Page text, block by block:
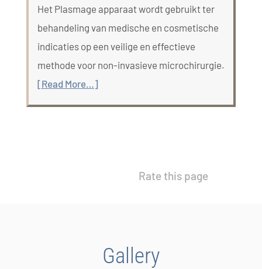
Het Plasmage apparaat wordt gebruikt ter
behandeling van medische en cosmetische
indicaties op een veilige en effectieve
methode voor non-invasieve microchirurgie.
[Read More…]
Rate this page
Gallery